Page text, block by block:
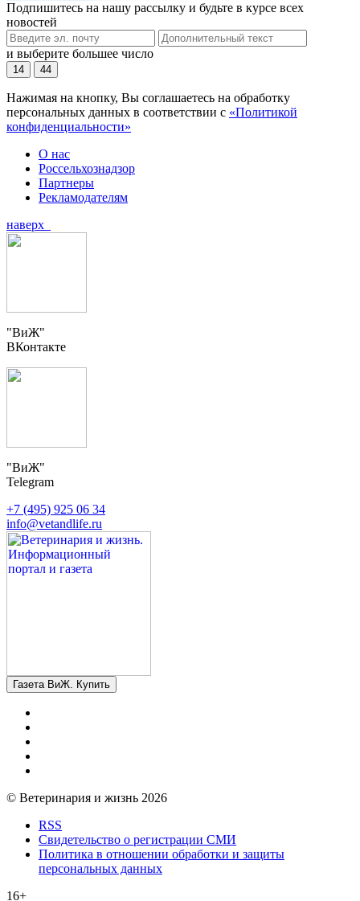
Подпишитесь на нашу рассылку и будьте в курсе всех
новостей
и выберите большее число
14 44
Нажимая на кнопку, Вы соглашаетесь на обработку
персональных данных в соответствии с «Политикой
конфиденциальности»
О нас
Россельхознадзор
Партнеры
Рекламодателям
наверх
"ВиЖ"
ВКонтакте
"ВиЖ"
Telegram
+7 (495) 925 06 34
info@vetandlife.ru
Газета ВиЖ. Купить
© Ветеринария и жизнь 2026
RSS
Свидетельство о регистрации СМИ
Политика в отношении обработки и защиты
персональных данных
16+